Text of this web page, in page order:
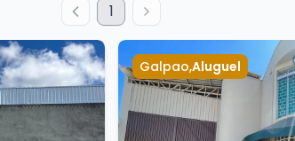
1
Galpao,Aluguel